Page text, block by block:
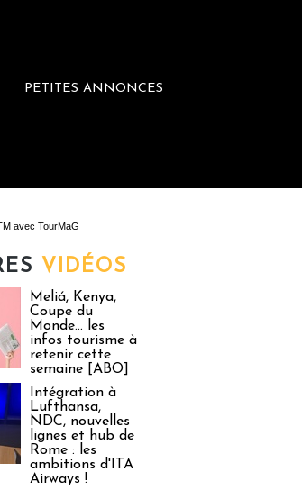
PETITES ANNONCES
non conforme : les
VIDÉOS
Meliá, Kenya,
Coupe du
Monde… les
infos tourisme à
retenir cette
semaine [ABO]
Intégration à
Lufthansa,
NDC, nouvelles
lignes et hub de
Rome : les
ambitions d'ITA
Airways !